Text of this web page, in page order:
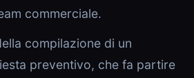
commerciale.
compilazione di un
preventivo, che fa partire